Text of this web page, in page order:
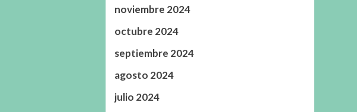
noviembre 2024
octubre 2024
septiembre 2024
agosto 2024
julio 2024